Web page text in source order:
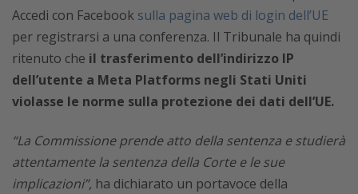
Accedi con Facebook sulla pagina web di login dell’UE
per registrarsi a una conferenza. Il Tribunale ha quindi
ritenuto che il trasferimento dell’indirizzo IP
dell’utente a Meta Platforms negli Stati Uniti
violasse le norme sulla protezione dei dati dell’UE.
“La Commissione prende atto della sentenza e studierà
attentamente la sentenza della Corte e le sue
implicazioni”, ha dichiarato un portavoce della